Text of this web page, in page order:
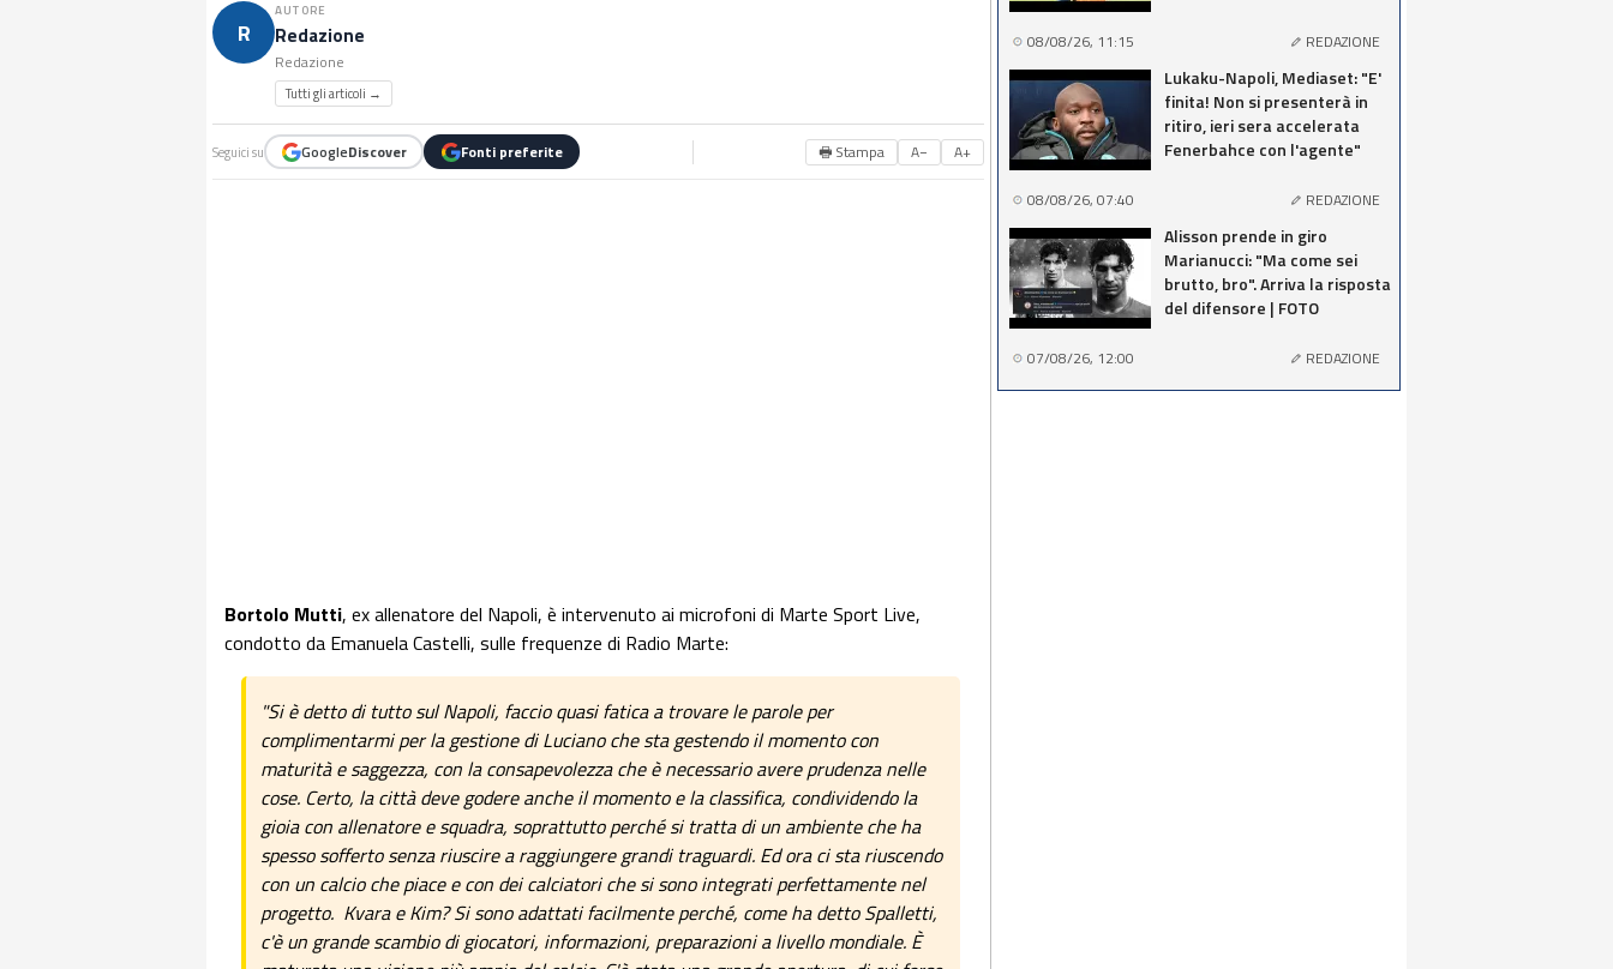
R
AUTORE
Redazione
Redazione
Tutti gli articoli →
Seguici su GoogleDiscover Fonti preferite 🖶 Stampa A− A+
Bortolo Mutti, ex allenatore del Napoli, è intervenuto ai microfoni di Marte Sport Live,
condotto da Emanuela Castelli, sulle frequenze di Radio Marte:
"Si è detto di tutto sul Napoli, faccio quasi fatica a trovare le parole per
complimentarmi per la gestione di Luciano che sta gestendo il momento con
maturità e saggezza, con la consapevolezza che è necessario avere prudenza nelle
cose. Certo, la città deve godere anche il momento e la classifica, condividendo la
gioia con allenatore e squadra, soprattutto perché si tratta di un ambiente che ha
spesso sofferto senza riuscire a raggiungere grandi traguardi. Ed ora ci sta riuscendo
con un calcio che piace e con dei calciatori che si sono integrati perfettamente nel
progetto. Kvara e Kim? Si sono adattati facilmente perché, come ha detto Spalletti,
c'è un grande scambio di giocatori, informazioni, preparazioni a livello mondiale. È
08/08/26, 11:15 REDAZIONE
Lukaku-Napoli, Mediaset: "E'
finita! Non si presenterà in
ritiro, ieri sera accelerata
Fenerbahce con l'agente"
08/08/26, 07:40 REDAZIONE
Alisson prende in giro
Marianucci: "Ma come sei
brutto, bro". Arriva la risposta
del difensore | FOTO
07/08/26, 12:00 REDAZIONE